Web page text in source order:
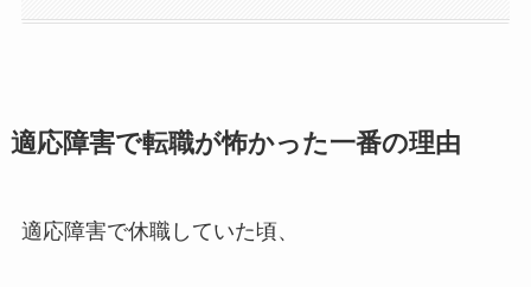
適応障害で転職が怖かった一番の理由
適応障害で休職していた頃、